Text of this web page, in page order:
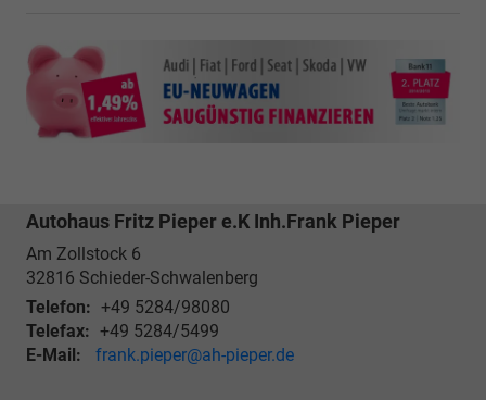
Autohaus Fritz Pieper e.K Inh.Frank Pieper
Am Zollstock 6
32816 Schieder-Schwalenberg
Telefon: +49 5284/98080
Telefax: +49 5284/5499
E-Mail:
frank.pieper@ah-pieper.de